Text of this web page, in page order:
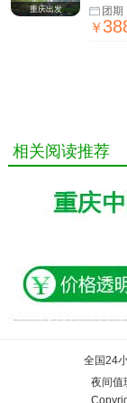
重庆出发
行 团期
￥
相关阅读推荐
全国24
夜间值